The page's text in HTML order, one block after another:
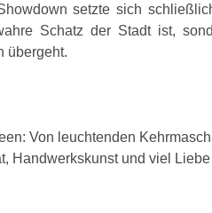
setzte sich
Schatz der Stadt ist,
übergeht.
Von leuchtenden
Handwerkskunst und viel